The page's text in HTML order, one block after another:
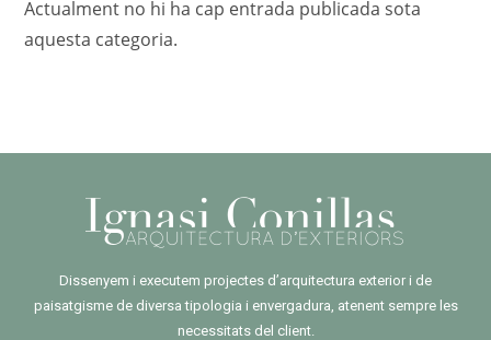
Actualment no hi ha cap entrada publicada sota
aquesta categoria.
Dissenyem i executem projectes d’arquitectura exterior i de
paisatgisme de diversa tipologia i envergadura, atenent sempre les
necessitats del client.